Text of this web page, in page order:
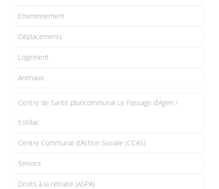
Environnement
Déplacements
Logement
Animaux
Centre de Santé pluricommunal Le Passage d’Agen /
Estillac
Centre Communal d’Action Sociale (CCAS)
Seniors
Droits à la retraite (ASPA)